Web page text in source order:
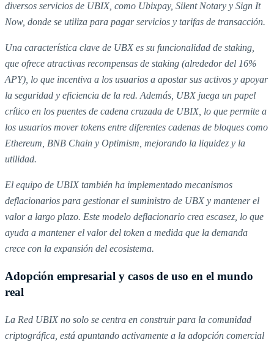
diversos servicios de UBIX, como Ubixpay, Silent Notary y Sign It
Now, donde se utiliza para pagar servicios y tarifas de transacción.
Una característica clave de UBX es su funcionalidad de staking,
que ofrece atractivas recompensas de staking (alrededor del 16%
APY), lo que incentiva a los usuarios a apostar sus activos y apoyar
la seguridad y eficiencia de la red. Además, UBX juega un papel
crítico en los puentes de cadena cruzada de UBIX, lo que permite a
los usuarios mover tokens entre diferentes cadenas de bloques como
Ethereum, BNB Chain y Optimism, mejorando la liquidez y la
utilidad.
El equipo de UBIX también ha implementado mecanismos
deflacionarios para gestionar el suministro de UBX y mantener el
valor a largo plazo. Este modelo deflacionario crea escasez, lo que
ayuda a mantener el valor del token a medida que la demanda
crece con la expansión del ecosistema.
Adopción empresarial y casos de uso en el mundo
real
La Red UBIX no solo se centra en construir para la comunidad
criptográfica, está apuntando activamente a la adopción comercial